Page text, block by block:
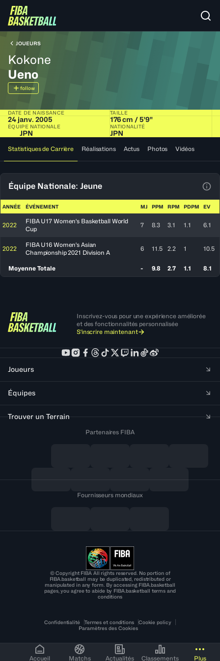
Accueil Matchs Actualités Classements Plus
JOUEURS
Kokone
Ueno
follow
DATE DE NAISSANCE
24 janv. 2005
TAILLE
176 cm / 5'9"
ÉQUIPE NATIONALE
JPN
NATIONALITÉ
JPN
Statistiques de Carrière Réalisations Actus Photos Vidéos
Équipe Nationale: Jeune
ANNÉE ÉVÉNEMENT MJ PPM RPM PDPM EV
2022
FIBA U17 Women's Basketball World
Cup
7 8.3 3.1 1.1 6.1
2022
FIBA U16 Women's Asian
Championship 2021 Division A
6 11.5 2.2 1 10.5
Moyenne Totale - 9.8 2.7 1.1 8.1
Inscrivez-vous pour une expérience améliorée
et des fonctionnalités personnalisée
S'inscrire maintenant
Joueurs
Équipes
Trouver un Terrain
Partenaires FIBA
Fournisseurs mondiaux
© Copyright FIBA All rights reserved. No portion of
FIBA.basketball may be duplicated, redistributed or
manipulated in any form. By accessing FIBA.basketball
pages, you agree to abide by FIBA.basketball terms and
conditions
Confidentialité Termes et conditions
Cookie policy
Paramètres des Cookies